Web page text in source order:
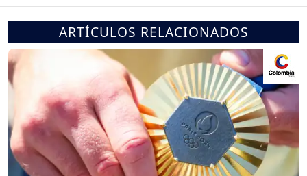
ARTÍCULOS RELACIONADOS